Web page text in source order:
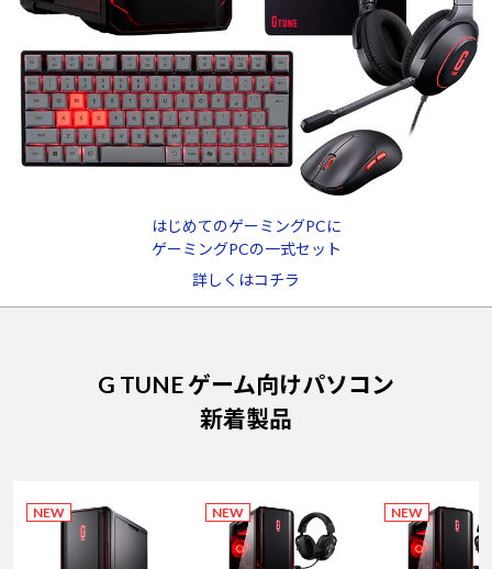
はじめてのゲーミングPCに
ゲーミングPCの一式セット
詳しくはコチラ
G TUNE ゲーム向けパソコン
新着製品
NEW NEW NEW